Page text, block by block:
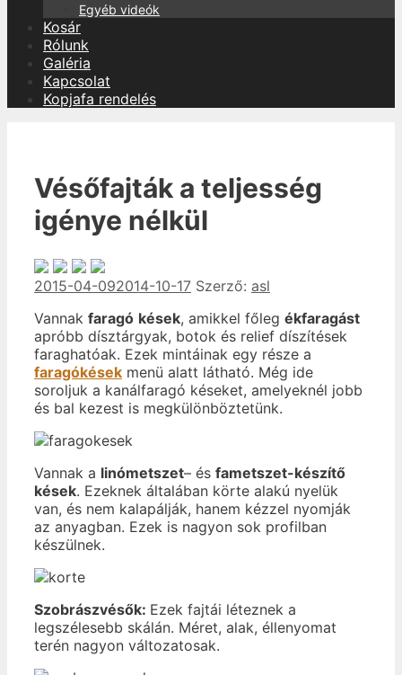
Egyéb videók
Kosár
Rólunk
Galéria
Kapcsolat
Kopjafa rendelés
Vésőfajták a teljesség
igénye nélkül
2015-04-092014-10-17 Szerző: asl
Vannak faragó kések, amikkel főleg ékfaragást
apróbb dísztárgyak, botok és relief díszítések
faraghatóak. Ezek mintáinak egy része a
faragókések menü alatt látható. Még ide
soroljuk a kanálfaragó késeket, amelyeknél jobb
és bal kezest is megkülönböztetünk.
Vannak a linómetszet– és fametszet-készítő
kések. Ezeknek általában körte alakú nyelük
van, és nem kalapálják, hanem kézzel nyomják
az anyagban. Ezek is nagyon sok profilban
készülnek.
Szobrászvésők: Ezek fajtái léteznek a
legszélesebb skálán. Méret, alak, éllenyomat
terén nagyon változatosak.